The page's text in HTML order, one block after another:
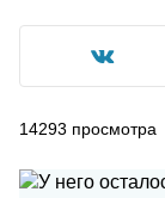
14293 просмотра